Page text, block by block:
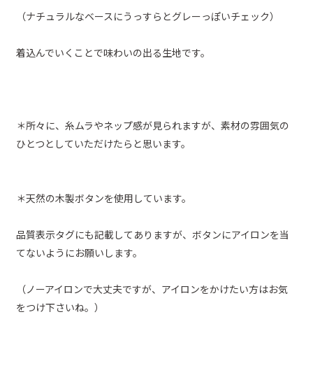
（ナチュラルなベースにうっすらとグレーっぽいチェック）
着込んでいくことで味わいの出る生地です。
＊所々に、糸ムラやネップ感が見られますが、素材の雰囲気の
ひとつとしていただけたらと思います。
＊天然の木製ボタンを使用しています。
品質表示タグにも記載してありますが、ボタンにアイロンを当
てないようにお願いします。
（ノーアイロンで大丈夫ですが、アイロンをかけたい方はお気
をつけ下さいね。）